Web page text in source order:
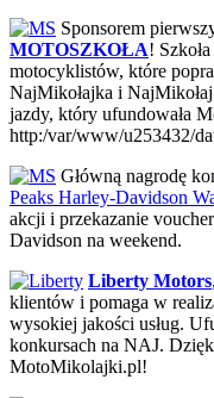
Sponsorem
MOTOSZKOŁA!
motocyklistów, które
NajMikołajka i
jazdy, który ufundowała
http:/var/www/u253432/
Główną nagrodę
Peaks Harley-Davidson
akcji i przekazanie
Davidson na weekend.
Liberty Motors
klientów i pomaga w
wysokiej jakości usług.
konkursach na NAJ.
MotoMikolajki.pl!